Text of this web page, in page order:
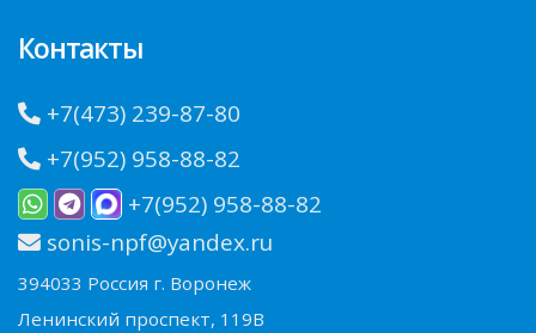
Контакты
+7(473) 239-87-80
+7(952) 958-88-82
+7(952) 958-88-82
sonis-npf@yandex.ru
394033 Россия г. Воронеж
Ленинский проспект, 119В